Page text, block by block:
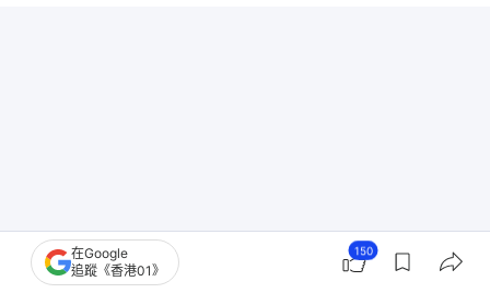
在Google
追蹤《香港01》
150